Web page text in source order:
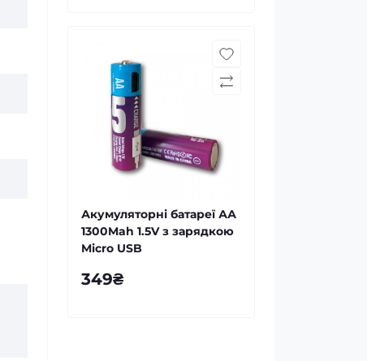
Акумуляторні батареї АА
1300Mah 1.5V з зарядкою
Micro USB
349₴